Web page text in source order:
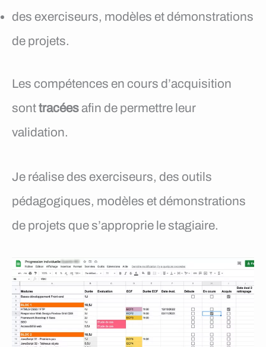
des exerciseurs, modèles et démonstrations
de projets.
Les compétences en cours d’acquisition
sonttracéesafin de permettre leur
validation.
Je réalise des exerciseurs, des outils
pédagogiques, modèles et démonstrations
de projets que s’approprie le stagiaire.